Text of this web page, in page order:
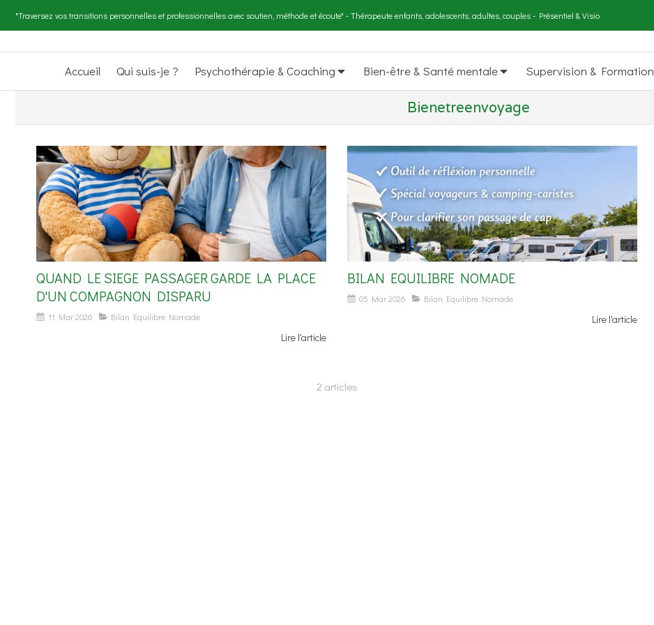
"Traversez vos transitions personnelles et professionnelles avec soutien, méthode et écoute" - Thérapeute enfants, adolescents, adultes, couples - Présentiel & Visio
Accueil Qui suis-je ? Psychothérapie & Coaching Bien-être & Santé mentale Supervision & Formation
Bienetreenvoyage
QUAND LE SIEGE PASSAGER GARDE LA PLACE
D'UN COMPAGNON DISPARU
11 Mar 2026 Bilan Equilibre Nomade
Lire l'article
BILAN EQUILIBRE NOMADE
05 Mar 2026 Bilan Equilibre Nomade
Lire l'article
2 articles